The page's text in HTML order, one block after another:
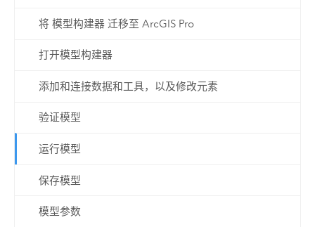
将 模型构建器 迁移至 ArcGIS Pro
打开模型构建器
添加和连接数据和工具，以及修改元素
验证模型
运行模型
保存模型
模型参数